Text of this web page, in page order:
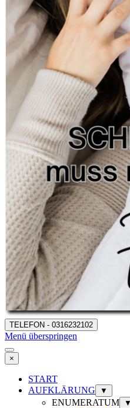
TELEFON - 0316232102
Menü überspringen
×
START
AUFKLÄRUNG
▼
ENUMERATUM ▼